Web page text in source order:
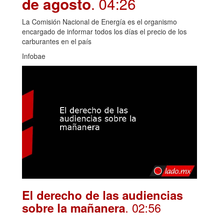
La Comisión Nacional de Energía es el organismo
encargado de informar todos los días el precio de los
carburantes en el país
Infobae
El derecho de las audiencias
sobre la mañanera. 02:56